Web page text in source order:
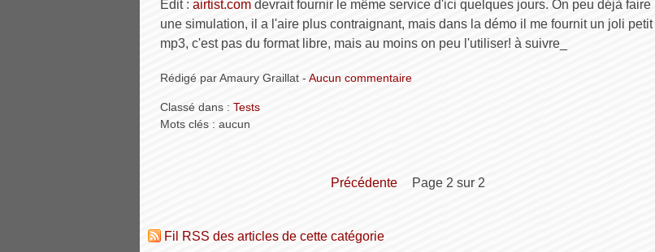
Edit : airtist.com devrait fournir le même service d'ici quelques jours. On peu déjà faire
une simulation, il a l'aire plus contraignant, mais dans la démo il me fournit un joli petit
mp3, c'est pas du format libre, mais au moins on peu l'utiliser! à suivre_
Rédigé par Amaury Graillat - Aucun commentaire
Classé dans : Tests
Mots clés : aucun
précédente page 2 sur 2
Fil RSS des articles de cette catégorie